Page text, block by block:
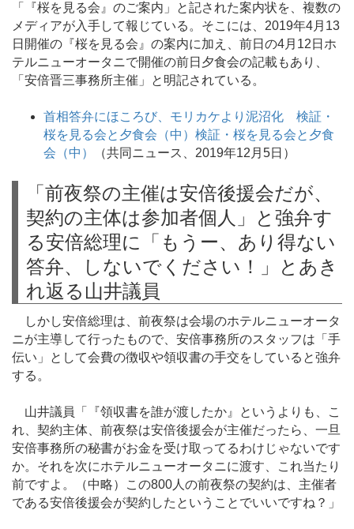
「『桜を見る会』のご案内」と記された案内状を、複数の
メディアが入手して報じている。そこには、2019年4月13
日開催の『桜を見る会』の案内に加え、前日の4月12日ホ
テルニューオータニで開催の前日夕食会の記載もあり、
「安倍晋三事務所主催」と明記されている。
首相答弁にほころび、モリカケより泥沼化 検証・
桜を見る会と夕食会（中）検証・桜を見る会と夕食
会（中）
（共同ニュース、2019年12月5日）
「前夜祭の主催は安倍後援会だが、
契約の主体は参加者個人」と強弁す
る安倍総理に「もうー、あり得ない
答弁、しないでください！」とあき
れ返る山井議員
しかし安倍総理は、前夜祭は会場のホテルニューオータ
ニが主導して行ったもので、安倍事務所のスタッフは「手
伝い」として会費の徴収や領収書の手交をしていると強弁
する。
山井議員「『領収書を誰が渡したか』というよりも、こ
れ、契約主体、前夜祭は安倍後援会が主催だったら、一旦
安倍事務所の秘書がお金を受け取ってるわけじゃないです
か。それを次にホテルニューオータニに渡す、これ当たり
前ですよ。（中略）この800人の前夜祭の契約は、主催者
である安倍後援会が契約したということでいいですね？」